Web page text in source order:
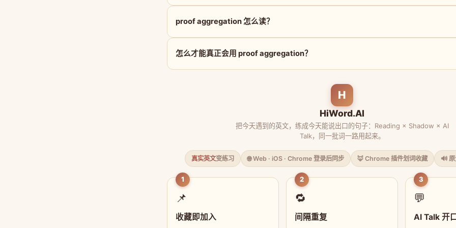
proof aggregation 怎么读？
怎么才能真正会用 proof aggregation？
H
HiWord.AI
把今天遇到的英文，练成今天能说出口的句子：Reading × Shadow × AI
Talk，同一批词一路用起来。
真实英文变练习 🌐 Web · iOS · Chrome 登录后同步 🦊 Chrome 插件划词收藏 🔊
1
📌
收藏即加入
2
🔁
间隔重复
3
💬
AI Talk 开